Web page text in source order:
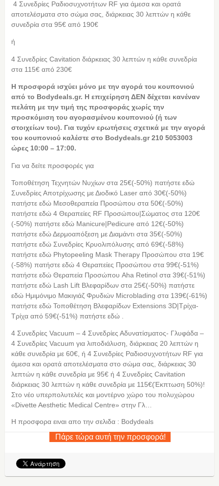
4 Συνεδρίες Ραδιοσυχνοτήτων RF για άμεσα και ορατά
αποτελέσματα στο σώμα σας, διάρκειας 30 λεπτών η κάθε
συνεδρία στα 95€ από 190€
ή
4 Συνεδρίες Cavitation διάρκειας 30 λεπτών η κάθε συνεδρία
στα 115€ από 230€
Η προσφορά ισχύει μόνο με την αγορά του κουπονιού
από το Bodydeals.gr. Η επιχείρηση ΔΕΝ δέχεται κανέναν
πελάτη με την τιμή της προσφοράς χωρίς την
προσκόμιση του αγορασμένου κουπονιού (ή των
στοιχείων του). Για τυχόν ερωτήσεις σχετικά με την αγορά
του κουπονιού καλέστε στο Bodydeals.gr 210 5053003
ώρες 10:00 – 17:00.
Για να δείτε προσφορές για
Τοποθέτηση Τεχνητών Νυχίων στα 25€(-50%) πατήστε εδώ
Συνεδρίες Αποτρίχωσης με Διοδικό Laser από 30€(-50%)
πατήστε εδώ Μεσοθεραπεία Προσώπου στα 50€(-50%)
πατήστε εδώ 4 Θεραπείες RF Προσώπου|Σώματος στα 120€
(-50%) πατήστε εδώ Manicure|Pedicure από 12€(-50%)
πατήστε εδώ Δερμοαπόξεση με Διαμάντι στα 35€(-50%)
πατήστε εδώ Συνεδρίες Κρυολιπόλυσης από 69€(-58%)
πατήστε εδώ Phytopeeling Mask Therapy Προσώπου στα 19€
(-58%) πατήστε εδώ 4 Θεραπείες Προσώπου στα 99€(-51%)
πατήστε εδώ Θεραπεία Προσώπου Aha Retinol στα 39€(-51%)
πατήστε εδώ Lash Lift Βλεφαρίδων στα 25€(-50%) πατήστε
εδώ Ημιμόνιμο Μακιγιάζ Φρυδιών Microblading στα 139€(-61%)
πατήστε εδώ Τοποθέτηση Βλεφαρίδων Extensions 3D|Τρίχα-
Τρίχα από 59€(-51%) πατήστε εδώ .
4 Συνεδρίες Vacuum – 4 Συνεδρίες Αδυνατίσματος- Γλυφάδα –
4 Συνεδρίες Vacuum για λιποδιάλυση, διάρκειας 20 λεπτών η
κάθε συνεδρία με 60€, ή 4 Συνεδρίες Ραδιοσυχνοτήτων RF για
άμεσα και ορατά αποτελέσματα στο σώμα σας, διάρκειας 30
λεπτών η κάθε συνεδρία με 95€ ή 4 Συνεδρίες Cavitation
διάρκειας 30 λεπτών η κάθε συνεδρία με 115€(Έκπτωση 50%)!
Στο νέο υπερπολυτελές και μοντέρνο χώρο του πολυχώρου
«Divette Aesthetic Medical Centre» στην Γλ…
Η προσφορα ειναι απο την σελιδα : Bodydeals
Πάρε τώρα αυτή την προσφορά!